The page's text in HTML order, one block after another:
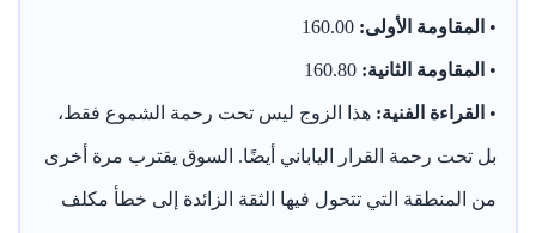
• المقاومة الأولى:
• المقاومة الثانية:
• القراءة الفنية: هذا الزوج ليس تحت رحمة الشموع فقط،
بل تحت رحمة القرار الياباني أيضًا. السوق يقترب مرة أخرى
من المنطقة التي تتحول فيها الثقة الزائدة إلى خطأ مكلف